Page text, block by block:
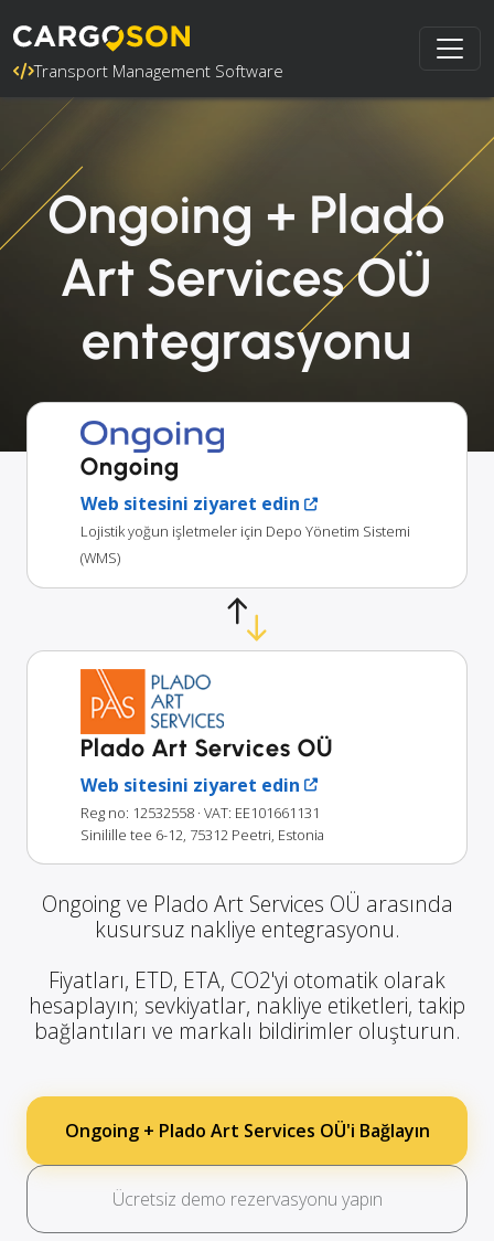
Transport Management Software
Ongoing + Plado
Art Services OÜ
entegrasyonu
Ongoing
Web sitesini ziyaret edin
Lojistik yoğun işletmeler için Depo Yönetim Sistemi
(WMS)
Plado Art Services OÜ
Web sitesini ziyaret edin
Reg no: 12532558 · VAT: EE101661131
Sinilille tee 6-12, 75312 Peetri, Estonia
Ongoing ve Plado Art Services OÜ arasında
kusursuz nakliye entegrasyonu.
Fiyatları, ETD, ETA, CO2'yi otomatik olarak
hesaplayın; sevkiyatlar, nakliye etiketleri, takip
bağlantıları ve markalı bildirimler oluşturun.
Ongoing + Plado Art Services OÜ'i Bağlayın
Ücretsiz demo rezervasyonu yapın